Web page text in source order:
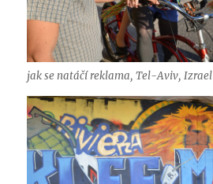
jak se natáčí reklama, Tel-Aviv, Izrael